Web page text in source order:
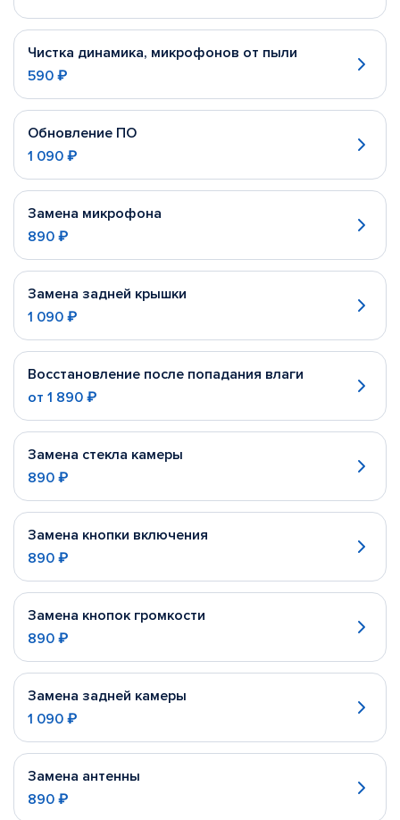
Чистка динамика, микрофонов от пыли
590 ₽
Обновление ПО
1 090 ₽
Замена микрофона
890 ₽
Замена задней крышки
1 090 ₽
Восстановление после попадания влаги
от 1 890 ₽
Замена стекла камеры
890 ₽
Замена кнопки включения
890 ₽
Замена кнопок громкости
890 ₽
Замена задней камеры
1 090 ₽
Замена антенны
890 ₽